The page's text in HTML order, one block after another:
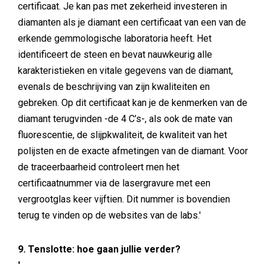
certificaat. Je kan pas met zekerheid investeren in
diamanten als je diamant een certificaat van een van de
erkende gemmologische laboratoria heeft. Het
identificeert de steen en bevat nauwkeurig alle
karakteristieken en vitale gegevens van de diamant,
evenals de beschrijving van zijn kwaliteiten en
gebreken. Op dit certificaat kan je de kenmerken van de
diamant terugvinden -de 4 C’s-, als ook de mate van
fluorescentie, de slijpkwaliteit, de kwaliteit van het
polijsten en de exacte afmetingen van de diamant. Voor
de traceerbaarheid controleert men het
certificaatnummer via de lasergravure met een
vergrootglas keer vijftien. Dit nummer is bovendien
terug te vinden op de websites van de labs.'
9. Tenslotte: hoe gaan jullie verder?